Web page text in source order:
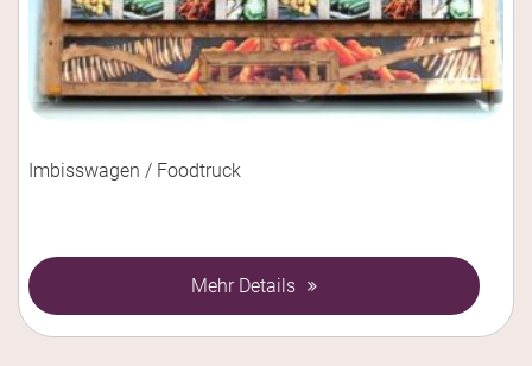
Imbisswagen / Foodtruck
Mehr Details